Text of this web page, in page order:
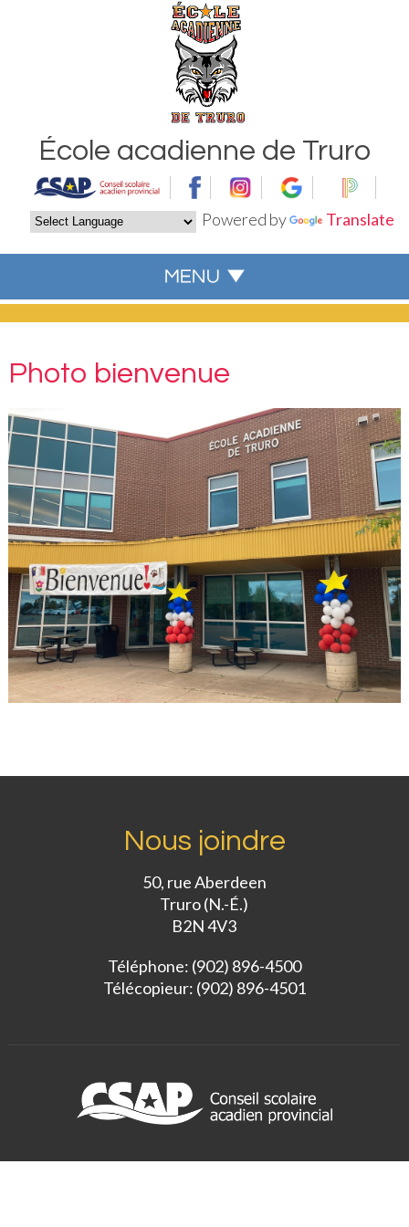
Powered by Translate
École acadienne de Truro
Photo bienvenue
Nous joindre
50, rue Aberdeen
Truro (N.-É.)
B2N 4V3
Téléphone: (902) 896-4500
Télécopieur: (902) 896-4501